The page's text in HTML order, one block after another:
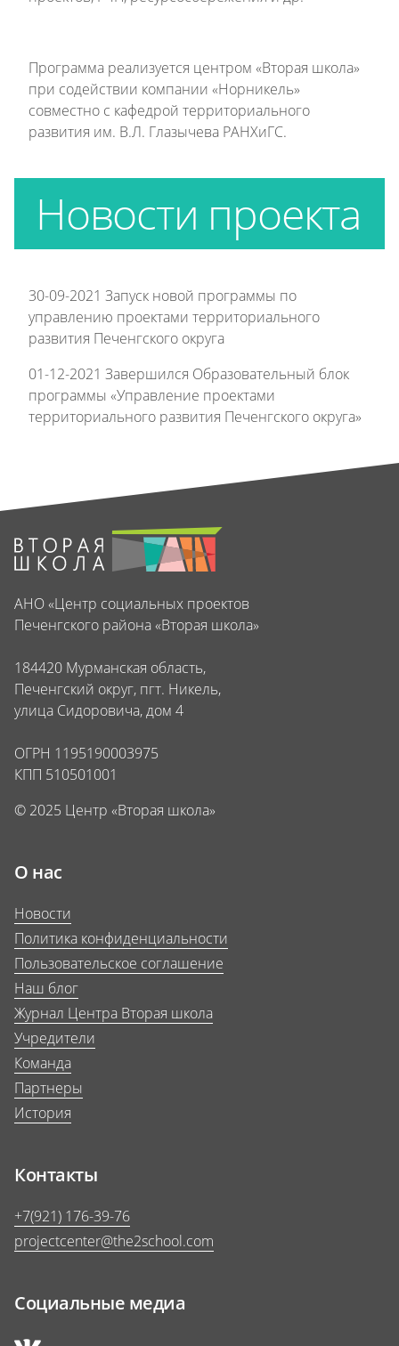
Программа реализуется центром «Вторая школа»
при содействии компании «Норникель»
совместно с кафедрой территориального
развития им. В.Л. Глазычева РАНХиГС.
Новости проекта
30-09-2021 Запуск новой программы по
управлению проектами территориального
развития Печенгского округа
01-12-2021 Завершился Образовательный блок
программы «Управление проектами
территориального развития Печенгского округа»
АНО «Центр социальных проектов
Печенгского района «Вторая школа»
184420 Мурманская область,
Печенгский округ, пгт. Никель,
улица Сидоровича, дом 4
ОГРН 1195190003975
КПП 510501001
© 2025 Центр «Вторая школа»
О нас
Новости
Политика конфиденциальности
Пользовательское соглашение
Наш блог
Журнал Центра Вторая школа
Учредители
Команда
Партнеры
История
Контакты
+7(921) 176-39-76
projectcenter@the2school.com
Социальные медиа